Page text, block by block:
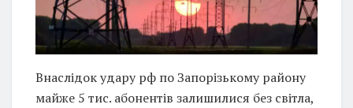
Внаслідок удару рф по Запорізькому району
майже 5 тис. абонентів залишилися без світла,